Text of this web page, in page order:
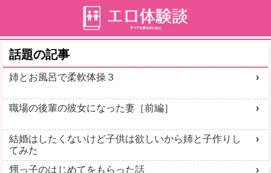
話題の記事
姉とお風呂で柔軟体操３
職場の後輩の彼女になった妻［前編］
結婚はしたくないけど子供は欲しいから姉と子作りし
てみた
甥っ子のはじめてをもらった話